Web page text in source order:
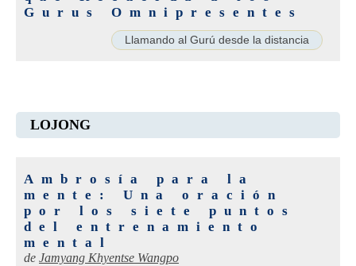
Gurus Omnipresentes
Llamando al Gurú desde la distancia
LOJONG
Ambrosía para la
mente: Una oración
por los siete puntos
del entrenamiento
mental
de Jamyang Khyentse Wangpo